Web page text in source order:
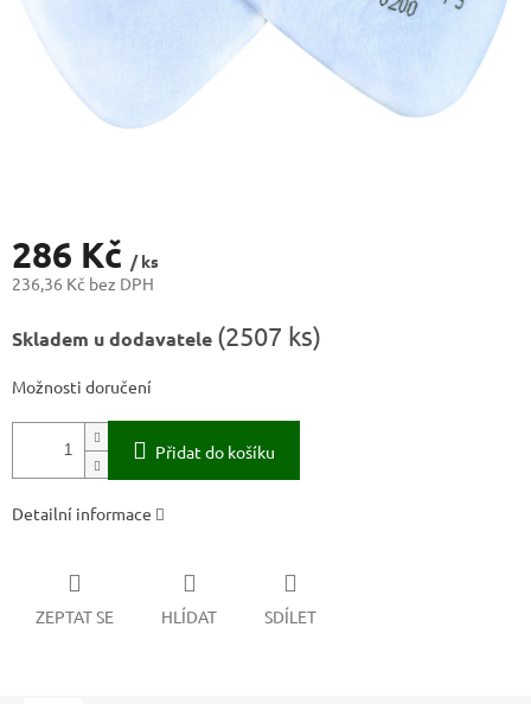
286 Kč / ks
236,36 Kč bez DPH
cena:
Skladem u dodavatele (2507 ks)
Možnosti doručení
Přidat do košíku
Detailní informace
ZEPTAT SE HLÍDAT SDÍLET